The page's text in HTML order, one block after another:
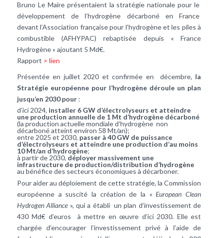
Bruno Le Maire présentaient la stratégie nationale pour le
développement de l’hydrogène décarboné en France
devant l’Association française pour l’hydrogène et les piles à
combustible (AFHYPAC) rebaptisée depuis « France
Hydrogène » ajoutant 5 Md€.
Rapport > lien
Présentée en juillet 2020 et confirmée en décembre, la
Stratégie européenne pour l’hydrogène déroule un plan
jusqu’en 2030 pour :
d’ici 2024, installer 6 GW d’électrolyseurs et atteindre
une production annuelle de 1 Mt d’hydrogène décarboné
(la production actuelle mondiale d’hydrogène non
décarboné atteint environ 58 Mt/an);
entre 2025 et 2030, passer à 40 GW de puissance
d’électrolyseurs et atteindre une production d’au moins
10 Mt/an d’hydrogène;
à partir de 2030, déployer massivement une
infrastructure de production/distribution d’hydrogène
au bénéfice des secteurs économiques à décarboner.
Pour aider au déploiement de cette stratégie, la Commission
européenne a suscité la création de la «European Clean
Hydrogen Alliance », qui a établi un plan d’investissement de
430 Md€ d’euros à mettre en œuvre d’ici 2030. Elle est
chargée d’encourager l’investissement privé à l’aide de